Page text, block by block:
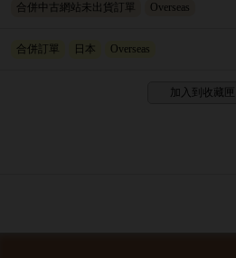
合併中古網站未出貨訂單
Overseas
合併訂單 日本 Overseas
加入到收藏匣